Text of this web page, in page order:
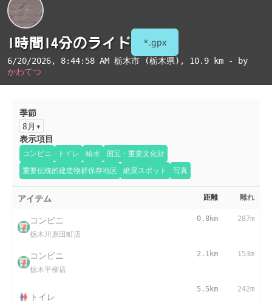
1時間14分のライド *.gpx
6/20/2026, 8:44:58 AM 栃木市 (栃木県) , 10.9 km - by
かわてつ
季節
8月
表示項目
コンビニ トイレ 給水
国宝・重要文化財
重要伝統的建造物群保存地区
絶景スポット 写真
アイテム 距離 離れ
コンビニ
栃木川原田町店
0.8km 287m
コンビニ
栃木平柳店
2.1km 153m
トイレ
5.5km 242m